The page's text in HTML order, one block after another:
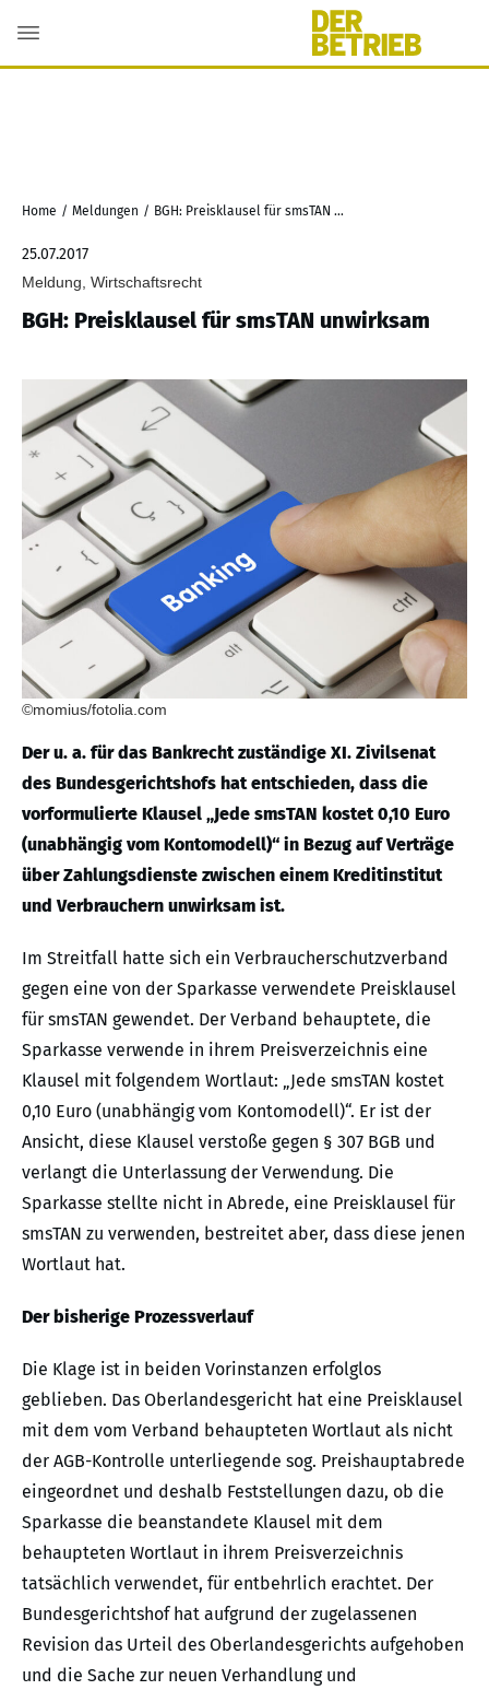
Home / Meldungen / BGH: Preisklausel für smsTAN unwirksam
25.07.2017
Meldung, Wirtschaftsrecht
BGH: Preisklausel für smsTAN unwirksam
©momius/fotolia.com
Der u. a. für das Bankrecht zuständige XI. Zivilsenat
des Bundesgerichtshofs hat entschieden, dass die
vorformulierte Klausel „Jede smsTAN kostet 0,10 Euro
(unabhängig vom Kontomodell)“ in Bezug auf Verträge
über Zahlungsdienste zwischen einem Kreditinstitut
und Verbrauchern unwirksam ist.
Im Streitfall hatte sich ein Verbraucherschutzverband
gegen eine von der Sparkasse verwendete Preisklausel
für smsTAN gewendet. Der Verband behauptete, die
Sparkasse verwende in ihrem Preisverzeichnis eine
Klausel mit folgendem Wortlaut: „Jede smsTAN kostet
0,10 Euro (unabhängig vom Kontomodell)“. Er ist der
Ansicht, diese Klausel verstoße gegen § 307 BGB und
verlangt die Unterlassung der Verwendung. Die
Sparkasse stellte nicht in Abrede, eine Preisklausel für
smsTAN zu verwenden, bestreitet aber, dass diese jenen
Wortlaut hat.
Der bisherige Prozessverlauf
Die Klage ist in beiden Vorinstanzen erfolglos
geblieben. Das Oberlandesgericht hat eine Preisklausel
mit dem vom Verband behaupteten Wortlaut als nicht
der AGB-Kontrolle unterliegende sog. Preishauptabrede
eingeordnet und deshalb Feststellungen dazu, ob die
Sparkasse die beanstandete Klausel mit dem
behaupteten Wortlaut in ihrem Preisverzeichnis
tatsächlich verwendet, für entbehrlich erachtet. Der
Bundesgerichtshof hat aufgrund der zugelassenen
Revision das Urteil des Oberlandesgerichts aufgehoben
und die Sache zur neuen Verhandlung und